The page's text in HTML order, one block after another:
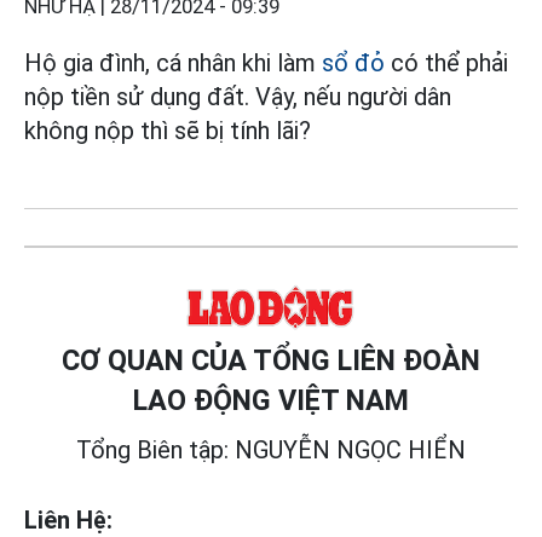
NHƯ HẠ | 28/11/2024 - 09:39
Hộ gia đình, cá nhân khi làm sổ đỏ có thể phải
nộp tiền sử dụng đất. Vậy, nếu người dân
không nộp thì sẽ bị tính lãi?
CƠ QUAN CỦA TỔNG LIÊN ĐOÀN
LAO ĐỘNG VIỆT NAM
Tổng Biên tập: NGUYỄN NGỌC HIỂN
Liên Hệ: